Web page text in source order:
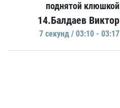
поднятой клюшкой
14.Балдаев Виктор
7 секунд / 03:10 - 03:17